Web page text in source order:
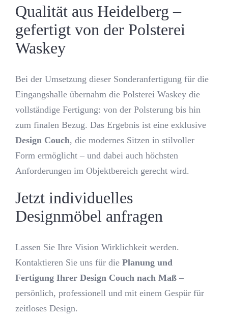
Qualität aus Heidelberg –
gefertigt von der Polsterei
Waskey
Bei der Umsetzung dieser Sonderanfertigung für die
Eingangshalle übernahm die Polsterei Waskey die
vollständige Fertigung: von der Polsterung bis hin
zum finalen Bezug. Das Ergebnis ist eine exklusive
Design Couch, die modernes Sitzen in stilvoller
Form ermöglicht – und dabei auch höchsten
Anforderungen im Objektbereich gerecht wird.
Jetzt individuelles
Designmöbel anfragen
Lassen Sie Ihre Vision Wirklichkeit werden.
Kontaktieren Sie uns für die Planung und
Fertigung Ihrer Design Couch nach Maß –
persönlich, professionell und mit einem Gespür für
zeitloses Design.